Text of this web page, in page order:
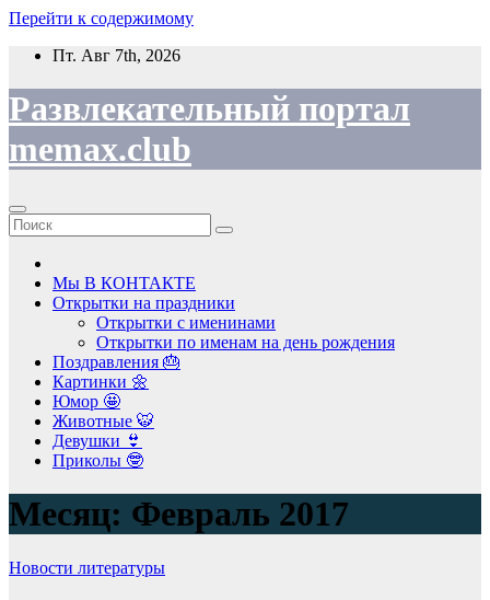
Перейти к содержимому
Пт. Авг 7th, 2026
Развлекательный портал
memax.club
Мы В КОНТАКТЕ
Открытки на праздники
Открытки с именинами
Открытки по именам на день рождения
Поздравления 🎂
Картинки 🌼
Юмор 🤩
Животные 🐯
Девушки 👙
Приколы 🤓
Месяц: Февраль 2017
Новости литературы